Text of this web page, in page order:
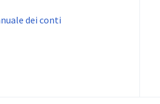
dei conti